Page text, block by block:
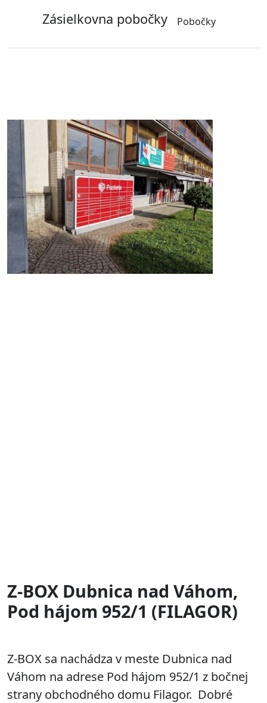
Zásielkovna pobočky Pobočky
Z-BOX Dubnica nad Váhom,
Pod hájom 952/1 (FILAGOR)
Z-BOX sa nachádza v meste Dubnica nad
Váhom na adrese Pod hájom 952/1 z bočnej
strany obchodného domu Filagor. Dobré